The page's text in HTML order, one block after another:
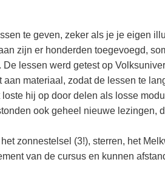
te geven, zeker als je je eigen
zijn er honderden toegevoegd,
lessen werd getest op
materiaal, zodat de lessen te
hij op door delen als losse
ook geheel nieuwe lezingen,
zonnestelsel (3!), sterren, het
van de cursus en kunnen